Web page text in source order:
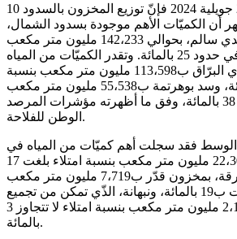
وإلى حدود يوم 26 جويلية 2024 فإنّ توزيع المخزون بالسدود 10
أن الكميّات الأهم موجودة بسدود الشمال،
خصوصا، بسد سيدي سالم، بحوالي 142،233 مليون متر مكعب
وبنسبة امتلاء في حدود 25 بالمائة. وتقدر الكميّات من المياه
المجمّعة بسد سيدي البرّاق ب113،598 مليون متر مكعب بنسبة
امتلاء بلغت 40 بالمائة، وسد بوهرتمة ب55،538 مليون متر مكعب
بنسبة امتلاء في حدود 38 بالمائة، وفق ما أظهرته مؤشرات المرصد
الوطن للفلاحة.
الوسط فقد سجلت أهم كميّات من المياه في
سد سيدي سعد، ب22،304 مليون متر مكعب بنسبة امتلاء بلغت 17
بالمائة، وسد بئر مشارقة، بمخزون قدّر ب7،719 مليون متر مكعب
بنسبة امتلاء قدّرت ب19 بالمائة، ونبهانة، الذّي تمكن من تجميع
كميّات بحجم 2،131 مليون متر مكعب بنسبة امتلاء لا تتجاوز 3
بالمائة.